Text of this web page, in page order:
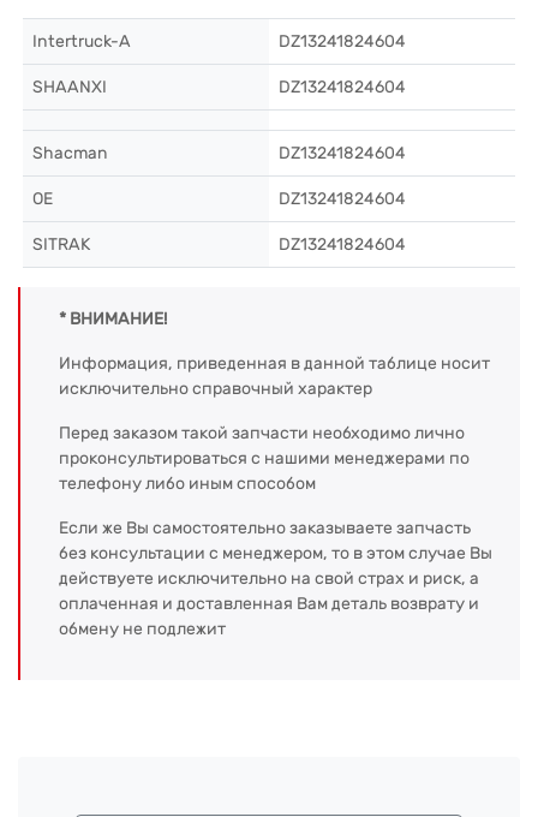
Intertruck-A DZ13241824604
SHAANXI DZ13241824604
Shacman DZ13241824604
OE DZ13241824604
SITRAK DZ13241824604
* ВНИМАНИЕ!
Информация, приведенная в данной таблице носит
исключительно справочный характер
Перед заказом такой запчасти необходимо лично
проконсультироваться с нашими менеджерами по
телефону либо иным способом
Если же Вы самостоятельно заказываете запчасть
без консультации с менеджером, то в этом случае Вы
действуете исключительно на свой страх и риск, а
оплаченная и доставленная Вам деталь возврату и
обмену не подлежит